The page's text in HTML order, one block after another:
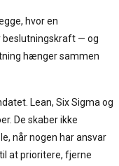
hvor en
beslutningskraft — og
hænger sammen
Lean, Six Sigma og
De skaber ikke
når nogen har ansvar
at prioritere, fjerne